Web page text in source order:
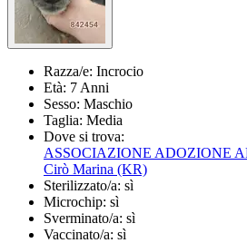
Razza/e: Incrocio
Età: 7 Anni
Sesso: Maschio
Taglia: Media
Dove si trova:
ASSOCIAZIONE ADOZIONE
Cirò Marina (KR)
Sterilizzato/a: sì
Microchip: sì
Sverminato/a: sì
Vaccinato/a: sì